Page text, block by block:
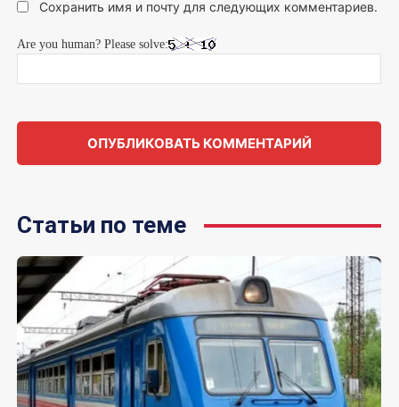
Сохранить имя и почту для следующих комментариев.
Are you human? Please solve:
Статьи по теме